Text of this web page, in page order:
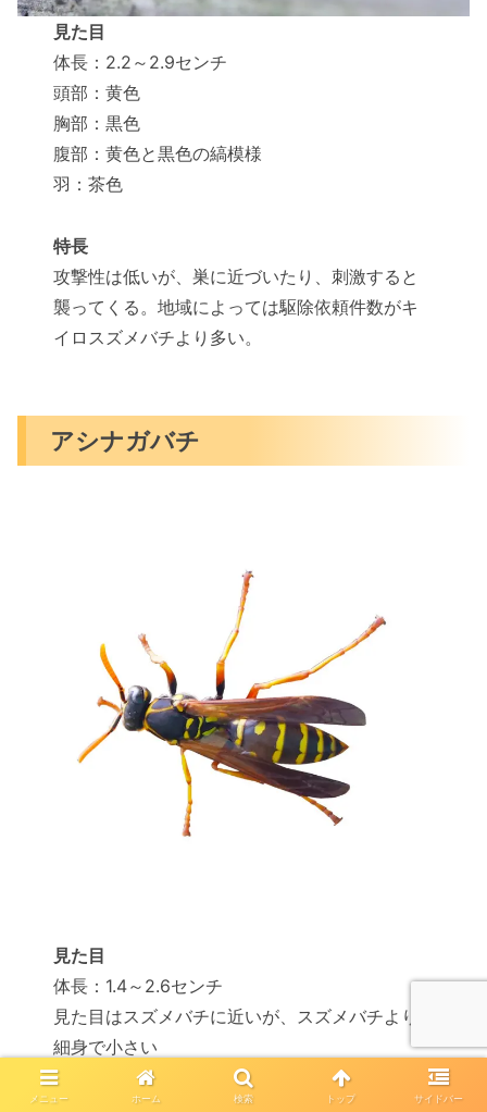
見た目
体長：2.2～2.9センチ
頭部：黄色
胸部：黒色
腹部：黄色と黒色の縞模様
羽：茶色
特長
攻撃性は低いが、巣に近づいたり、刺激すると
襲ってくる。地域によっては駆除依頼件数がキ
イロスズメバチより多い。
アシナガバチ
見た目
体長：1.4～2.6センチ
見た目はスズメバチに近いが、スズメバチより
細身で小さい
メニュー ホーム 検索 トップ サイドバー